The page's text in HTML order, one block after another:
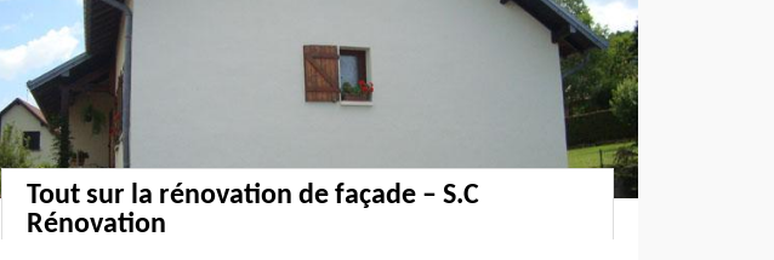
Tout sur la rénovation de façade – S.C
Rénovation